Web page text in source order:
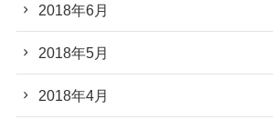
2018年6月
2018年5月
2018年4月